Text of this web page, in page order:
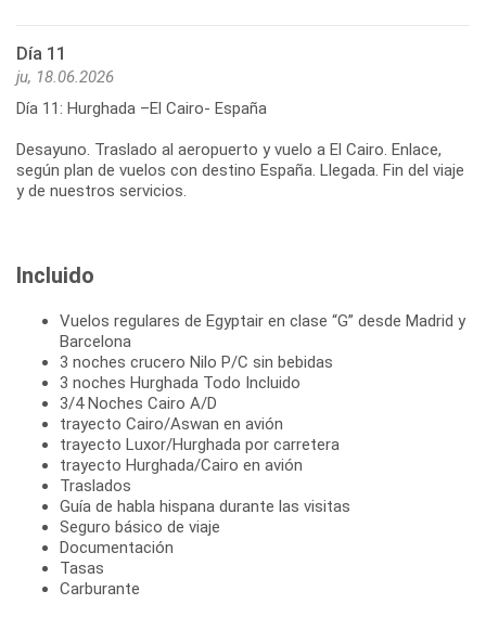
Día 11
ju, 18.06.2026
Día 11: Hurghada –El Cairo- España
Desayuno. Traslado al aeropuerto y vuelo a El Cairo. Enlace,
según plan de vuelos con destino España. Llegada. Fin del viaje
y de nuestros servicios.
Incluido
Vuelos regulares de Egyptair en clase “G” desde Madrid y
Barcelona
3 noches crucero Nilo P/C sin bebidas
3 noches Hurghada Todo Incluido
3/4 Noches Cairo A/D
trayecto Cairo/Aswan en avión
trayecto Luxor/Hurghada por carretera
trayecto Hurghada/Cairo en avión
Traslados
Guía de habla hispana durante las visitas
Seguro básico de viaje
Documentación
Tasas
Carburante